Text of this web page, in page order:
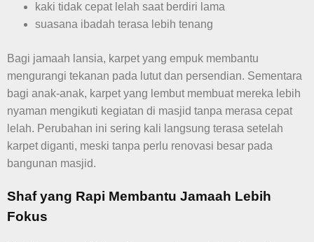
kaki tidak cepat lelah saat berdiri lama
suasana ibadah terasa lebih tenang
Bagi jamaah lansia, karpet yang empuk membantu
mengurangi tekanan pada lutut dan persendian. Sementara
bagi anak-anak, karpet yang lembut membuat mereka lebih
nyaman mengikuti kegiatan di masjid tanpa merasa cepat
lelah. Perubahan ini sering kali langsung terasa setelah
karpet diganti, meski tanpa perlu renovasi besar pada
bangunan masjid.
Shaf yang Rapi Membantu Jamaah Lebih
Fokus